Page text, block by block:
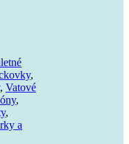
,
, Vatové
,
,
a